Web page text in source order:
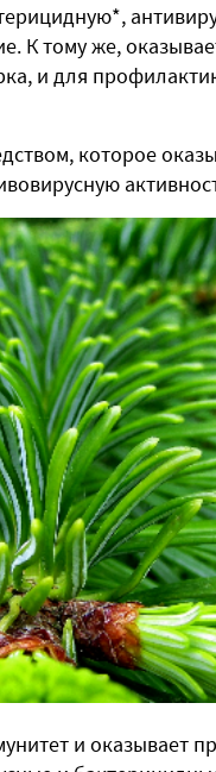
К тому же,
и для
которое
и оказывает